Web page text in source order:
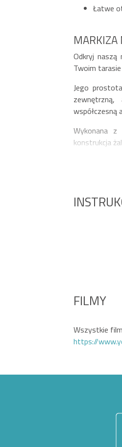
Łatwe
MARKIZA
Odkryj naszą
Twoim
Jego
współczesną
Wykonana z
konstrukcja
FILMY
Wszystkie
https://